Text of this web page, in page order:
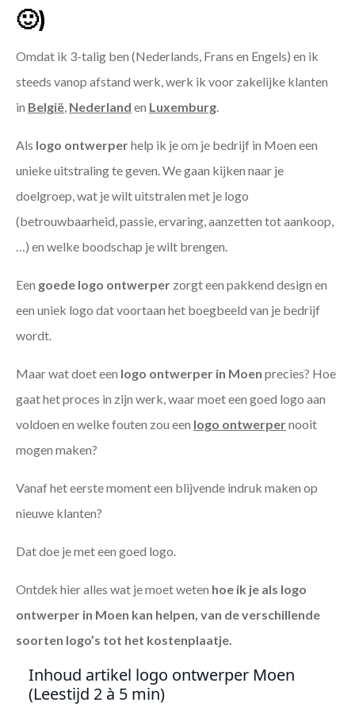
🙂)
Omdat ik 3-talig ben (Nederlands, Frans en Engels) en ik
steeds vanop afstand werk, werk ik voor zakelijke klanten
in België, Nederland en Luxemburg.
Als logo ontwerperhelp ik je om je bedrijf in Moen een
unieke uitstraling te geven. We gaan kijken naar je
doelgroep, wat je wilt uitstralen met je logo
(betrouwbaarheid, passie, ervaring, aanzetten tot aankoop,
…) en welke boodschap je wilt brengen.
Een goede logo ontwerper zorgt een pakkend design en
een uniek logo dat voortaan het boegbeeld van je bedrijf
wordt.
Maar wat doet een logo ontwerper in Moen precies? Hoe
gaat het proces in zijn werk, waar moet een goed logo aan
voldoen en welke fouten zou een logo ontwerpernooit
mogen maken?
Vanaf het eerste moment een blijvende indruk maken op
nieuwe klanten?
Dat doe je met een goed logo.
Ontdek hier alles wat je moet weten hoe ik je als logo
ontwerper in Moen kan helpen, van de verschillende
soorten logo’s tot het kostenplaatje.
Inhoud artikel logo ontwerper Moen
(Leestijd 2 à 5 min)